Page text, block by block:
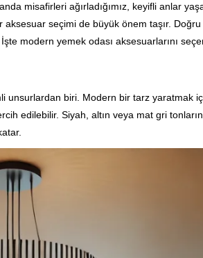
misafirleri ağırladığımız, keyifli anlar
seçimi de büyük önem taşır.
modern yemek odası aksesuarlarını
unsurlardan biri. Modern bir tarz yaratmak
edilebilir. Siyah, altın veya mat gri